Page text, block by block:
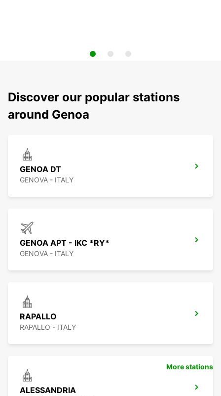
Discover our popular stations
around Genoa
GENOA DT
GENOVA - ITALY
GENOA APT - IKC *RY*
GENOVA - ITALY
RAPALLO
RAPALLO - ITALY
ALESSANDRIA
More stations